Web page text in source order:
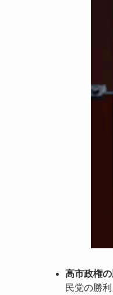
高市政権
民党の勝